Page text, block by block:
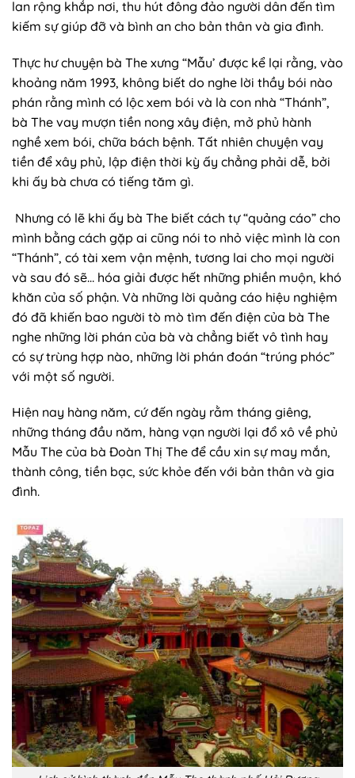
lan rộng khắp nơi, thu hút đông đảo người dân đến tìm
kiếm sự giúp đỡ và bình an cho bản thân và gia đình.
Thực hư chuyện bà The xưng “Mẫu’ được kể lại rằng, vào
khoảng năm 1993, không biết do nghe lời thầy bói nào
phán rằng mình có lộc xem bói và là con nhà “Thánh”,
bà The vay mượn tiền nong xây điện, mở phủ hành
nghề xem bói, chữa bách bệnh. Tất nhiên chuyện vay
tiền để xây phủ, lập điện thời kỳ ấy chẳng phải dễ, bởi
khi ấy bà chưa có tiếng tăm gì.
Nhưng có lẽ khi ấy bà The biết cách tự “quảng cáo” cho
mình bằng cách gặp ai cũng nói to nhỏ việc mình là con
“Thánh”, có tài xem vận mệnh, tương lai cho mọi người
và sau đó sẽ… hóa giải được hết những phiền muộn, khó
khăn của số phận. Và những lời quảng cáo hiệu nghiệm
đó đã khiến bao người tò mò tìm đến điện của bà The
nghe những lời phán của bà và chẳng biết vô tình hay
có sự trùng hợp nào, những lời phán đoán “trúng phóc”
với một số người.
Hiện nay hàng năm, cứ đến ngày rằm tháng giêng,
những tháng đầu năm, hàng vạn người lại đổ xô về phủ
Mẫu The của bà Đoàn Thị The để cầu xin sự may mắn,
thành công, tiền bạc, sức khỏe đến với bản thân và gia
đình.